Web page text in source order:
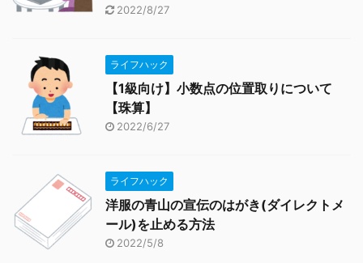
2022/8/27
ライフハック
【1級向け】小数点の位置取りについて
【珠算】
2022/6/27
ライフハック
洋服の青山の宣伝のはがき(ダイレクトメ
ール)を止める方法
2022/5/8